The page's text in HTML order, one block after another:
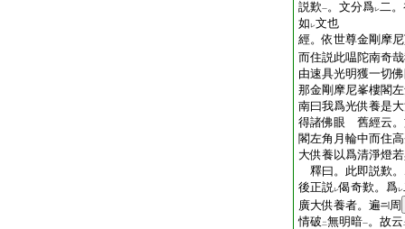
説歎一。文分爲レ二
如 レ文也
經。依世尊金剛摩
而住説此嗢陀南奇
由速具光明獲一切
那金剛摩尼峯樓閣
南曰我爲光供養是
得諸佛眼 舊經云。
閣左角月輪中而住
大供養以爲清淨燈
釋曰。此即説歎
後正説レ偈奇歎。爲レ
廣大供養者。遍
周
情破 二無明暗一。故云